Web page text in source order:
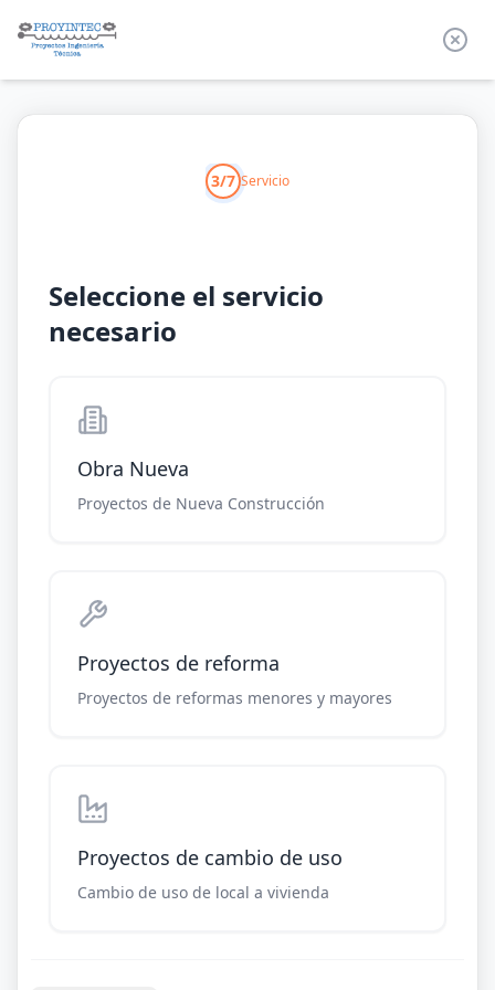
3/7 Servicio
Seleccione el servicio
necesario
Obra Nueva
Proyectos de Nueva Construcción
Proyectos de reforma
Proyectos de reformas menores y mayores
Proyectos de cambio de uso
Cambio de uso de local a vivienda